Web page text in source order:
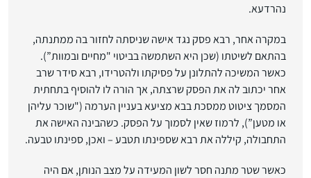
נהרדעא.
במקרה אחר, רבא פסק נגד אישה שניסתה לחזור בה ממתנתה,
בהתאם לשיטתו (שכן היא השתמשה בביטוי "מחיים ובמוות”).
כאשר המשיכה להתלונן על פסיקתו ולהטרידו, רבא סידר שרב
אחר יכתוב לה את הפסק שרצתה, אך הורה לו להוסיף בתחתית
המסמך ציטוט ממסכת בבא מציעא בעניין הערמה ("שוכר עליהן
או מטען”), לרמוז שאין לסמוך על הפסק. כשהבינה האישה את
התחבולה, קיללה את רבא שספינתו תטבע – ואכן, ספינתו טבעה.
כאשר שטר מתנה חסר לשון המעידה על מצב הנותן, אם היה